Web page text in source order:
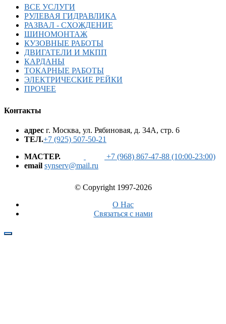
ВСЕ УСЛУГИ
РУЛЕВАЯ ГИДРАВЛИКА
РАЗВАЛ - СХОЖДЕНИЕ
ШИНОМОНТАЖ
КУЗОВНЫЕ РАБОТЫ
ДВИГАТЕЛИ И МКПП
КАРДАНЫ
ТОКАРНЫЕ РАБОТЫ
ЭЛЕКТРИЧЕСКИЕ РЕЙКИ
ПРОЧЕЕ
Контакты
адрес г. Москва, ул. Рябиновая, д. 34А, стр. 6
ТЕЛ.+7 (925) 507-50-21
МАСТЕР.
+7 (968) 867-47-88 (10:00-23:00)
email synserv@mail.ru
© Copyright 1997-2026
О Нас
Связаться с нами